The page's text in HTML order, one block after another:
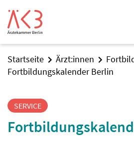
Startseite Ärzt:innen
Fortbildungskalender Berlin
SERVICE